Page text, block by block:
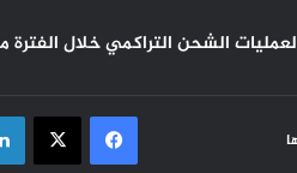
الشحن التراكمي خلال الفترة من يناير إلى نهاية
فيسبوك‫X